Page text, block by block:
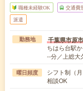
職種未経験OK 交通費
派遣
勤務地 千葉県市原市
ちはら台駅
--分／上総大
曜日頻度
シフト制（
相談OK